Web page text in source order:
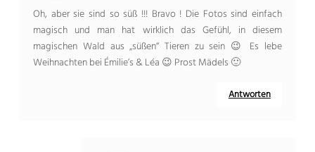
Oh, aber sie sind so süß !!! Bravo ! Die Fotos sind einfach
magisch und man hat wirklich das Gefühl, in diesem
magischen Wald aus „süßen“ Tieren zu sein 😉 Es lebe
Weihnachten bei Émilie’s & Léa 😉 Prost Mädels 🙂
Antworten